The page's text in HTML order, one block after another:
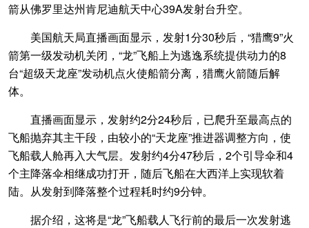
箭从佛罗里达州肯尼迪航天中心39A发射台升空。
美国航天局直播画面显示，发射1分30秒后，“猎鹰9”火
箭第一级发动机关闭，“龙”飞船上为逃逸系统提供动力的8
台“超级天龙座”发动机点火使船箭分离，猎鹰火箭随后解
体。
直播画面显示，发射约2分24秒后，已爬升至最高点的
飞船抛弃其主干段，由较小的“天龙座”推进器调整方向，使
飞船载人舱再入大气层。发射约4分47秒后，2个引导伞和4
个主降落伞相继成功打开，随后飞船在大西洋上实现软着
陆。从发射到降落整个过程耗时约9分钟。
据介绍，这将是“龙”飞船载人飞行前的最后一次发射逃